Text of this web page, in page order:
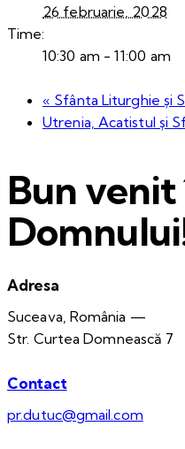
26 februarie, 2028
Time:
10:30 am - 11:00 am
« Sfânta Liturghie și
Utrenia, Acatistul și
Bun venit
Adresa
Suceava, România —
Str. Curtea Domnească 7
Contact
pr.dutuc@gmail.com